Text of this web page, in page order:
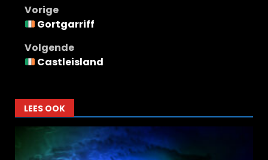
Bericht
navigatie
Vorige
Gortgarriff
Volgende
Castleisland
LEES OOK